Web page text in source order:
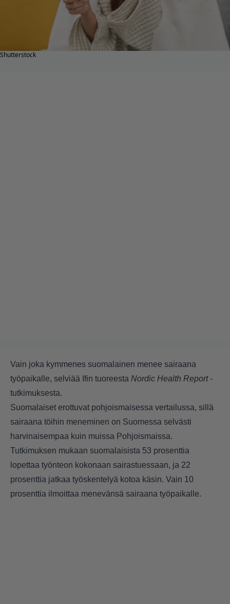
Shutterstock
Vain joka kymmenes suomalainen menee sairaana
työpaikalle, selviää Ifin tuoreesta Nordic Health Report-
tutkimuksesta.
Suomalaiset erottuvat pohjoismaisessa vertailussa, sillä
sairaana töihin meneminen on Suomessa selvästi
harvinaisempaa kuin muissa Pohjoismaissa.
Tutkimuksen mukaan suomalaisista 53 prosenttia
lopettaa työnteon kokonaan sairastuessaan, ja 22
prosenttia jatkaa työskentelyä kotoa käsin. Vain 10
prosenttia ilmoittaa menevänsä sairaana työpaikalle.